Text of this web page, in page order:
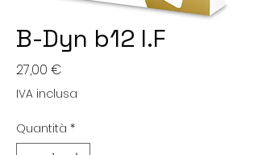
B-Dyn b12 I.F
27,00 €
IVA inclusa
Quantità *